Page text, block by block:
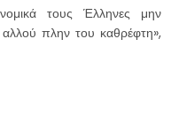
τους Έλληνες μην
πλην του καθρέφτη»,